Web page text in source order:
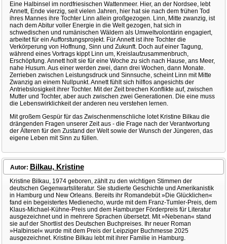
Eine Halbinsel im nordfriesischen Wattenmeer. Hier, an der Nordsee, lebt
Annett, Ende vierzig, seit vielen Jahren, hier hat sie nach dem frühen Tod
ihres Mannes ihre Tochter Linn allein großgezogen. Linn, Mitte zwanzig, ist
nach dem Abitur voller Energie in die Welt gezogen, hat sich in
schwedischen und rumänischen Wäldern als Umweltvolontärin engagiert,
arbeitet für ein Aufforstungsprojekt. Für Annett ist ihre Tochter die
Verkörperung von Hoffnung, Sinn und Zukunft. Doch auf einer Tagung,
während eines Vortrags kippt Linn um, Kreislaufzusammenbruch,
Erschöpfung. Annett holt sie für eine Woche zu sich nach Hause, ans Meer,
nahe Husum. Aus einer werden zwei, dann drei Wochen, dann Monate.
Zerrieben zwischen Leistungsdruck und Sinnsuche, scheint Linn mit Mitte
Zwanzig an einem Nullpunkt. Annett fühlt sich hilflos angesichts der
Antriebslosigkeit ihrer Tochter. Mit der Zeit brechen Konflikte auf, zwischen
Mutter und Tochter, aber auch zwischen zwei Generationen. Die eine muss
die Lebenswirklichkeit der anderen neu verstehen lernen.
Mit großem Gespür für das Zwischenmenschliche lotet Kristine Bilkau die
drängenden Fragen unserer Zeit aus - die Frage nach der Verantwortung
der Älteren für den Zustand der Welt sowie der Wunsch der Jüngeren, das
eigene Leben mit Sinn zu füllen.
Autor: Bilkau, Kristine
Kristine Bilkau, 1974 geboren, zählt zu den wichtigen Stimmen der
deutschen Gegenwartsliteratur. Sie studierte Geschichte und Amerikanistik
in Hamburg und New Orleans. Bereits ihr Romandebüt »Die Glücklichen«
fand ein begeistertes Medienecho, wurde mit dem Franz-Tumler-Preis, dem
Klaus-Michael-Kühne-Preis und dem Hamburger Förderpreis für Literatur
ausgezeichnet und in mehrere Sprachen übersetzt. Mit »Nebenan« stand
sie auf der Shortlist des Deutschen Buchpreises. Ihr neuer Roman
»Halbinsel« wurde mit dem Preis der Leipziger Buchmesse 2025
ausgezeichnet. Kristine Bilkau lebt mit ihrer Familie in Hamburg.